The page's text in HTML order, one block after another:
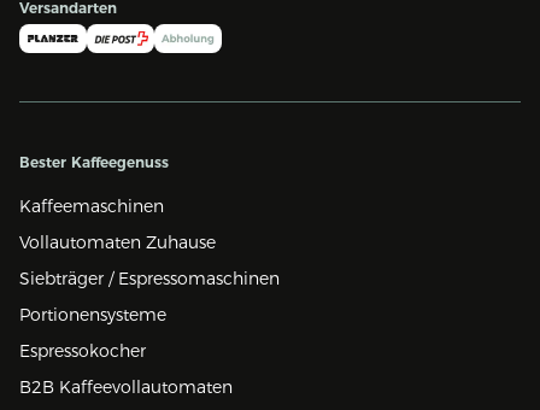
Versandarten
Bester Kaffeegenuss
Kaffeemaschinen
Vollautomaten Zuhause
Siebträger / Espressomaschinen
Portionensysteme
Espressokocher
B2B Kaffeevollautomaten